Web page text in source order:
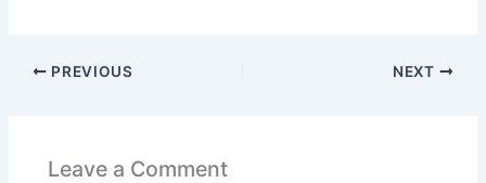
PREVIOUS NEXT
Leave a Comment